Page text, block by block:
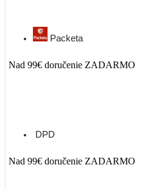
Packeta
Nad 99€ doručenie ZADARMO
DPD
Nad 99€ doručenie ZADARMO